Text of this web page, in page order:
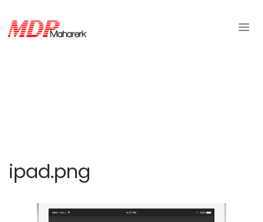
ipad.png